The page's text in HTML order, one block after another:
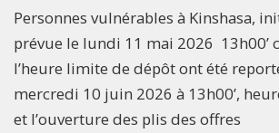
Personnes vulnérables à Kinshasa,
prévue le lundi 11 mai 2026 13h00’
l’heure limite de dépôt ont été
mercredi 10 juin 2026 à 13h00’,
et l’ouverture des plis des offres